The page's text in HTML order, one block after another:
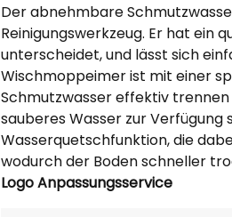
Der abnehmbare
Reinigungswerkzeug. Er hat ein
unterscheidet, und lässt sich
Wischmoppeimer ist mit einer
Schmutzwasser effektiv trennen
sauberes Wasser zur
Wasserquetschfunktion, die
wodurch der Boden schneller
LogoAnpassungsservice